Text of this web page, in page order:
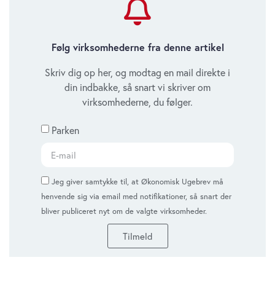
Følg virksomhederne fra denne artikel
Skriv dig op her, og modtag en mail direkte i
din indbakke, så snart vi skriver om
virksomhederne, du følger.
Parken
Jeg giver samtykke til, at Økonomisk Ugebrev må
henvende sig via email med notifikationer, så snart der
bliver publiceret nyt om de valgte virksomheder.
Tilmeld